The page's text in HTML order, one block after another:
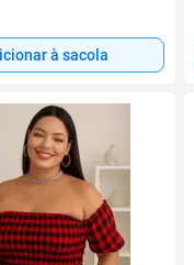
à sacola